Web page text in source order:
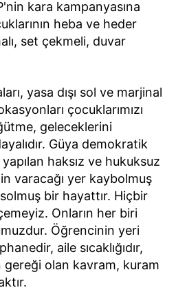
kara kampanyasına
heba ve heder
set çekmeli, duvar
yasa dışı sol ve marjinal
çocuklarımızı
geleceklerini
Güya demokratik
haksız ve hukuksuz
varacağı yer kaybolmuş
bir hayattır. Hiçbir
Onların her biri
Öğrencinin yeri
aile sıcaklığıdır,
gereği olan kavram, kuram